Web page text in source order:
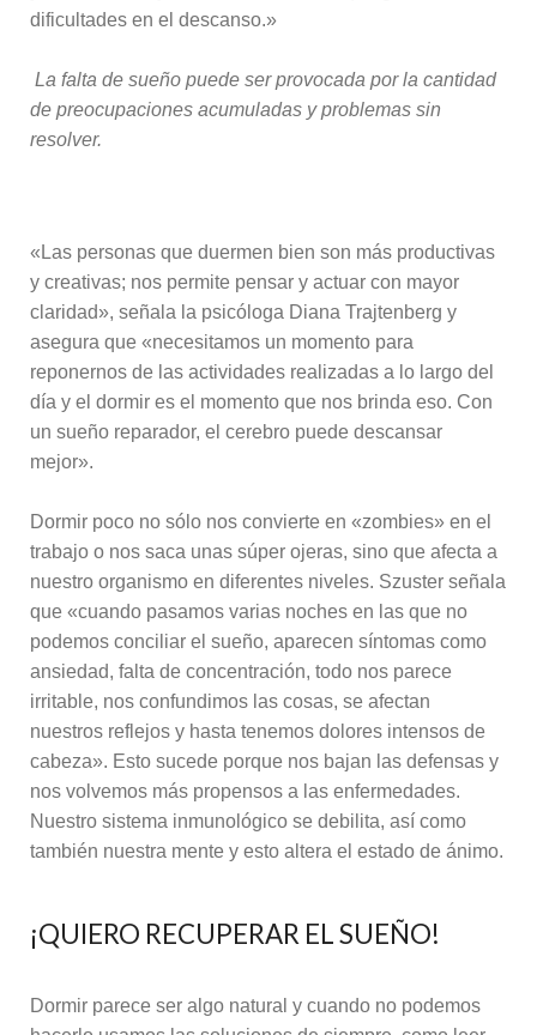
dificultades en el descanso.»
La falta de sueño puede ser provocada por la cantidad
de preocupaciones acumuladas y problemas sin
resolver.
«Las personas que duermen bien son más productivas
y creativas; nos permite pensar y actuar con mayor
claridad», señala la psicóloga Diana Trajtenberg y
asegura que «necesitamos un momento para
reponernos de las actividades realizadas a lo largo del
día y el dormir es el momento que nos brinda eso. Con
un sueño reparador, el cerebro puede descansar
mejor».
Dormir poco no sólo nos convierte en «zombies» en el
trabajo o nos saca unas súper ojeras, sino que afecta a
nuestro organismo en diferentes niveles. Szuster señala
que «cuando pasamos varias noches en las que no
podemos conciliar el sueño, aparecen síntomas como
ansiedad, falta de concentración, todo nos parece
irritable, nos confundimos las cosas, se afectan
nuestros reflejos y hasta tenemos dolores intensos de
cabeza». Esto sucede porque nos bajan las defensas y
nos volvemos más propensos a las enfermedades.
Nuestro sistema inmunológico se debilita, así como
también nuestra mente y esto altera el estado de ánimo.
¡QUIERO RECUPERAR EL SUEÑO!
Dormir parece ser algo natural y cuando no podemos